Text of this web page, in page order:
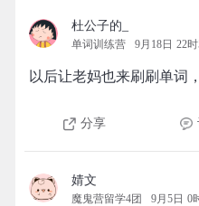
杜公子的_
单词训练营 9月18日 22
以后让老妈也来刷刷单词
分享
婧文
魔鬼营留学4团 9月5日 0